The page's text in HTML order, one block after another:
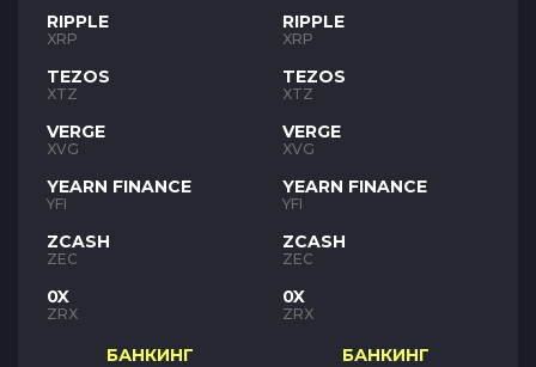
RIPPLE
XRP
TEZOS
XTZ
VERGE
XVG
YEARN FINANCE
YFI
ZCASH
ZEC
0X
ZRX
БАНКИНГ
RIPPLE
XRP
TEZOS
XTZ
VERGE
XVG
YEARN FINANCE
YFI
ZCASH
ZEC
0X
ZRX
БАНКИНГ